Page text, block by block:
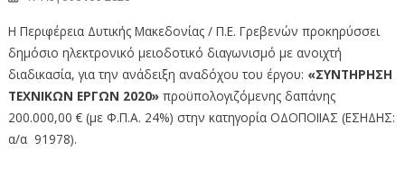
Η Περιφέρεια Δυτικής Μακεδονίας / Π.Ε. Γρεβενών προκηρύσσει
δημόσιο ηλεκτρονικό μειοδοτικό διαγωνισμό με ανοιχτή
διαδικασία, για την ανάδειξη αναδόχου του έργου: «ΣΥΝΤΗΡΗΣΗ
ΤΕΧΝΙΚΩΝ ΕΡΓΩΝ 2020» προϋπολογιζόμενης δαπάνης
200.000,00 € (με Φ.Π.Α. 24%) στην κατηγορία ΟΔΟΠΟΙΙΑΣ (ΕΣΗΔΗΣ:
α/α 91978).